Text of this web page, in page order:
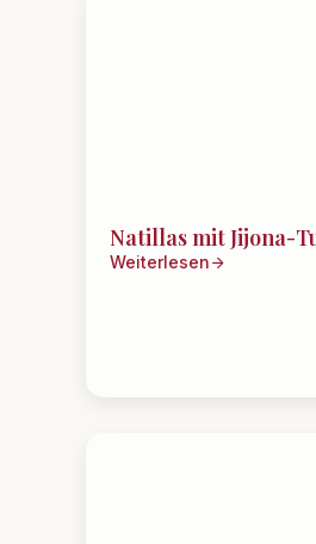
Natillas mit Jijona-
Weiterlesen